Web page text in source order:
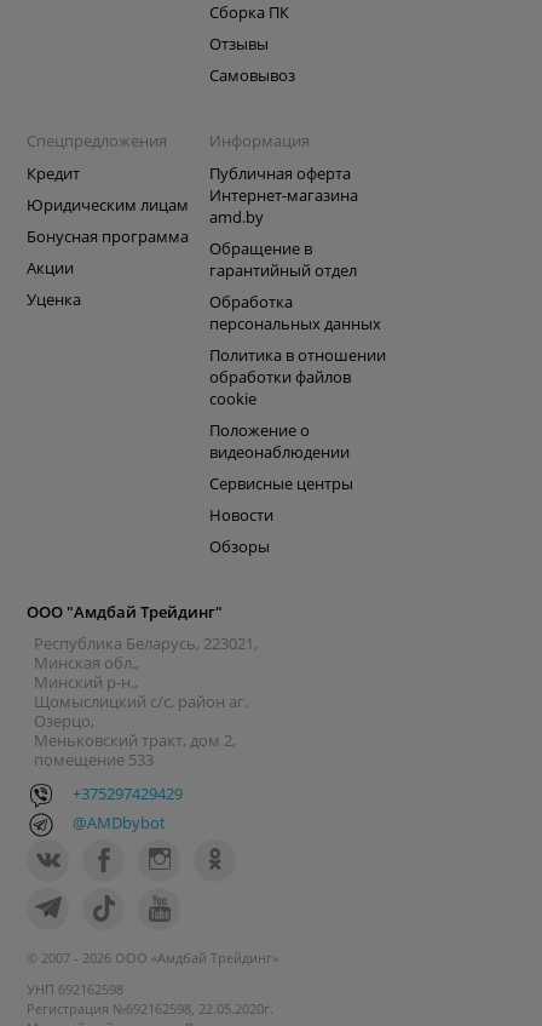
Сборка ПК
Отзывы
Самовывоз
Спецпредложения
Кредит
Юридическим лицам
Бонусная программа
Акции
Уценка
Информация
Публичная оферта
Интернет-магазина
amd.by
Обращение в
гарантийный отдел
Обработка
персональных данных
Политика в отношении
обработки файлов
cookie
Положение о
видеонаблюдении
Сервисные центры
Новости
Обзоры
ООО "Амдбай Трейдинг"
Республика Беларусь, 223021,
Минская обл.,
Минский р-н.,
Щомыслицкий с/с, район аг.
Озерцо,
Меньковский тракт, дом 2,
помещение 533
+375297429429
@AMDbybot
© 2007 - 2026 ООО «Амдбай Трейдинг»
УНП 692162598
Регистрация №692162598, 22.05.2020г.